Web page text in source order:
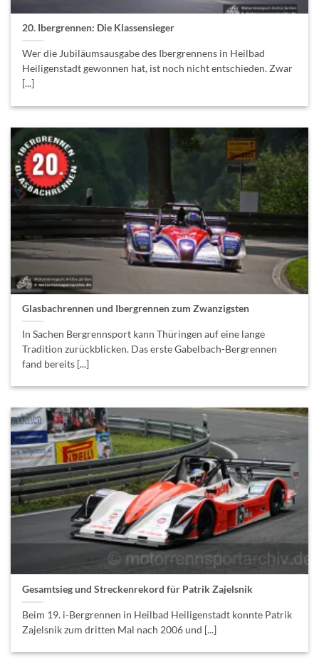
20. Ibergrennen: Die Klassensieger
Wer die Jubiläumsausgabe des Ibergrennens in Heilbad
Heiligenstadt gewonnen hat, ist noch nicht entschieden. Zwar
[...]
Glasbachrennen und Ibergrennen zum Zwanzigsten
In Sachen Bergrennsport kann Thüringen auf eine lange
Tradition zurückblicken. Das erste Gabelbach-Bergrennen
fand bereits [...]
Gesamtsieg und Streckenrekord für Patrik Zajelsnik
Beim 19. i-Bergrennen in Heilbad Heiligenstadt konnte Patrik
Zajelsnik zum dritten Mal nach 2006 und [...]